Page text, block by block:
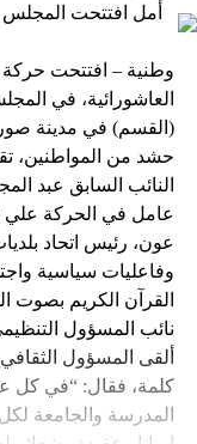
وطنية – افتتحت حركة
العاشورائية، في
(القسم) في مدينة
حشد من المواطنين،
النائب السابق عبد
عامل في الحركة
عون، رئيس اتحاد
وفاعليات سياسية
القرآن الكريم بصوت
نائب المسؤول
ألقى المسؤول
كلمة، فقال: “في كل
المدرسة والجامعة لكل